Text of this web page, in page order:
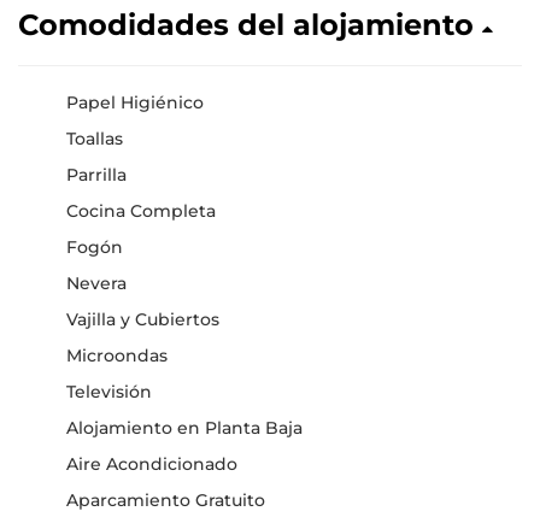
Comodidades del alojamiento
Papel Higiénico
Toallas
Parrilla
Cocina Completa
Fogón
Nevera
Vajilla y Cubiertos
Microondas
Televisión
Alojamiento en Planta Baja
Aire Acondicionado
Aparcamiento Gratuito